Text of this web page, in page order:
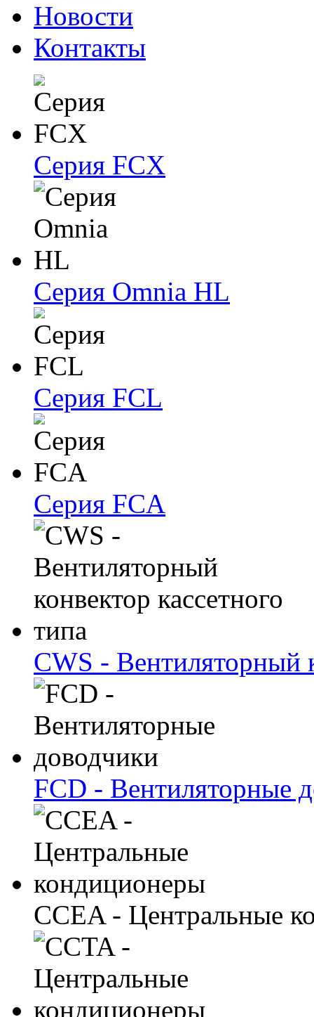
Новости
Контакты
Серия FCX
Серия Omnia HL
Серия FCL
Серия FCA
CWS - Вентиляторный
FCD - Вентиляторные
CCEA - Центральные